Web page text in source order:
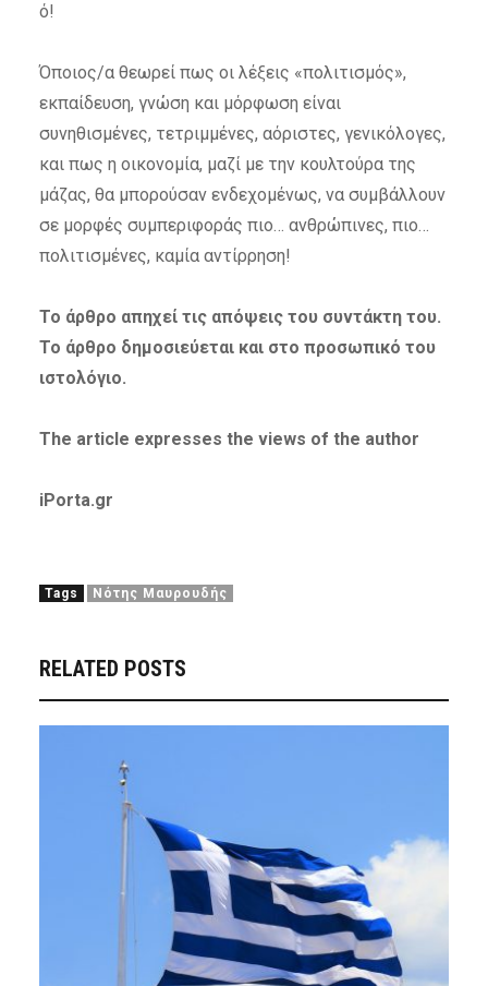
ό!
Όποιος/α θεωρεί πως οι λέξεις «πολιτισμός»,
εκπαίδευση, γνώση και μόρφωση είναι
συνηθισμένες, τετριμμένες, αόριστες, γενικόλογες,
και πως η οικονομία, μαζί με την κουλτούρα της
μάζας, θα μπορούσαν ενδεχομένως, να συμβάλλουν
σε μορφές συμπεριφοράς πιο… ανθρώπινες, πιο…
πολιτισμένες, καμία αντίρρηση!
Το άρθρο απηχεί τις απόψεις του συντάκτη του.
Το άρθρο δημοσιεύεται και στο προσωπικό του
ιστολόγιο.
The article expresses the views of the author
iPorta.gr
Tags Νότης Μαυρουδής
RELATED POSTS